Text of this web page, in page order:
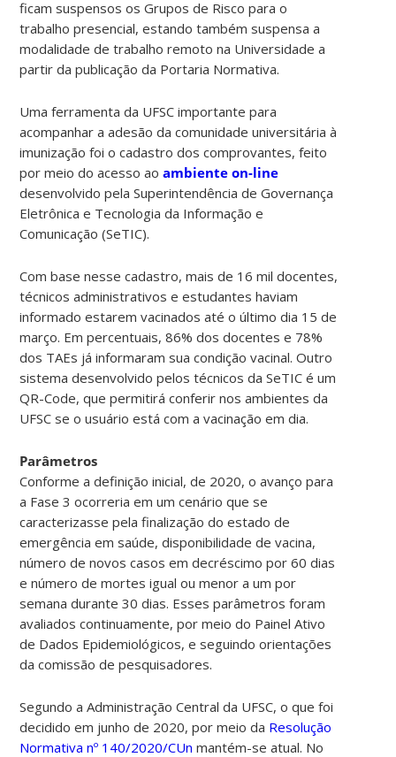
ficam suspensos os Grupos de Risco para o
trabalho presencial, estando também suspensa a
modalidade de trabalho remoto na Universidade a
partir da publicação da Portaria Normativa.
Uma ferramenta da UFSC importante para
acompanhar a adesão da comunidade universitária à
imunização foi o cadastro dos comprovantes, feito
por meio do acesso aoambiente on-line
desenvolvido pela Superintendência de Governança
Eletrônica e Tecnologia da Informação e
Comunicação (SeTIC).
Com base nesse cadastro, mais de 16 mil docentes,
técnicos administrativos e estudantes haviam
informado estarem vacinados até o último dia 15 de
março. Em percentuais, 86% dos docentes e 78%
dos TAEs já informaram sua condição vacinal. Outro
sistema desenvolvido pelos técnicos da SeTIC é um
QR-Code, que permitirá conferir nos ambientes da
UFSC se o usuário está com a vacinação em dia.
Parâmetros
Conforme a definição inicial, de 2020, o avanço para
a Fase 3 ocorreria em um cenário que se
caracterizasse pela finalização do estado de
emergência em saúde, disponibilidade de vacina,
número de novos casos em decréscimo por 60 dias
e número de mortes igual ou menor a um por
semana durante 30 dias. Esses parâmetros foram
avaliados continuamente, por meio do Painel Ativo
de Dados Epidemiológicos, e seguindo orientações
da comissão de pesquisadores.
Segundo a Administração Central da UFSC, o que foi
decidido em junho de 2020, por meio da Resolução
Normativa nº 140/2020/CUn mantém-se atual. No